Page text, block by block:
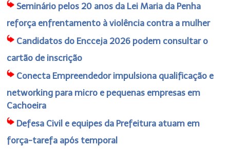
Seminário pelos 20 anos da Lei Maria da Penha
reforça enfrentamento à violência contra a mulher
Candidatos do Encceja 2026 podem consultar o
cartão de inscrição
Conecta Empreendedor impulsiona qualificação e
networking para micro e pequenas empresas em
Cachoeira
Defesa Civil e equipes da Prefeitura atuam em
força-tarefa após temporal